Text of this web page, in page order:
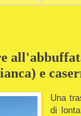
e
Una
di